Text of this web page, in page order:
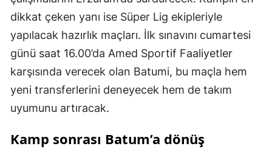
dikkat çeken yanı ise Süper Lig ekipleriyle
yapılacak hazırlık maçları. İlk sınavını cumartesi
günü saat 16.00’da Amed Sportif Faaliyetler
karşısında verecek olan Batumi, bu maçla hem
yeni transferlerini deneyecek hem de takım
uyumunu artıracak.
Kamp sonrası Batum’a dönüş